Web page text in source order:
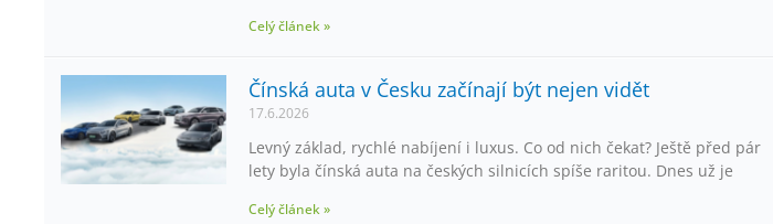
Celý článek »
Čínská auta v Česku začínají být nejen vidět
17.6.2026
Levný základ, rychlé nabíjení i luxus. Co od nich čekat? Ještě před pár
lety byla čínská auta na českých silnicích spíše raritou. Dnes už je
Celý článek »